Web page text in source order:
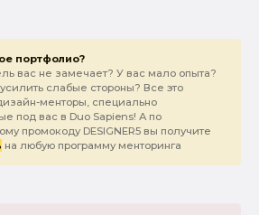
портфолио?
вас не замечает? У вас мало опыта?
слабые стороны? Все это
менторы, специально
под вас в Duo Sapiens! А по
промокоду DESIGNER5 вы получите
на любую программу менторинга